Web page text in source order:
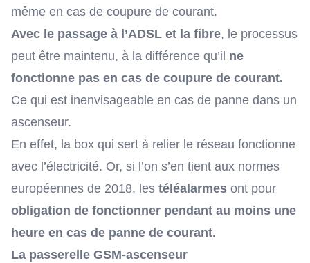
même en cas de coupure de courant.
Avec le passage à l’ADSL et la fibre, le processus
peut être maintenu, à la différence qu’il ne
fonctionne pas en cas de coupure de courant.
Ce qui est inenvisageable en cas de panne dans un
ascenseur.
En effet, la box qui sert à relier le réseau fonctionne
avec l’électricité. Or, si l’on s’en tient aux normes
européennes de 2018, les téléalarmes ont pour
obligation de fonctionner pendant au moins une
heure en cas de panne de courant.
La passerelle GSM-ascenseur